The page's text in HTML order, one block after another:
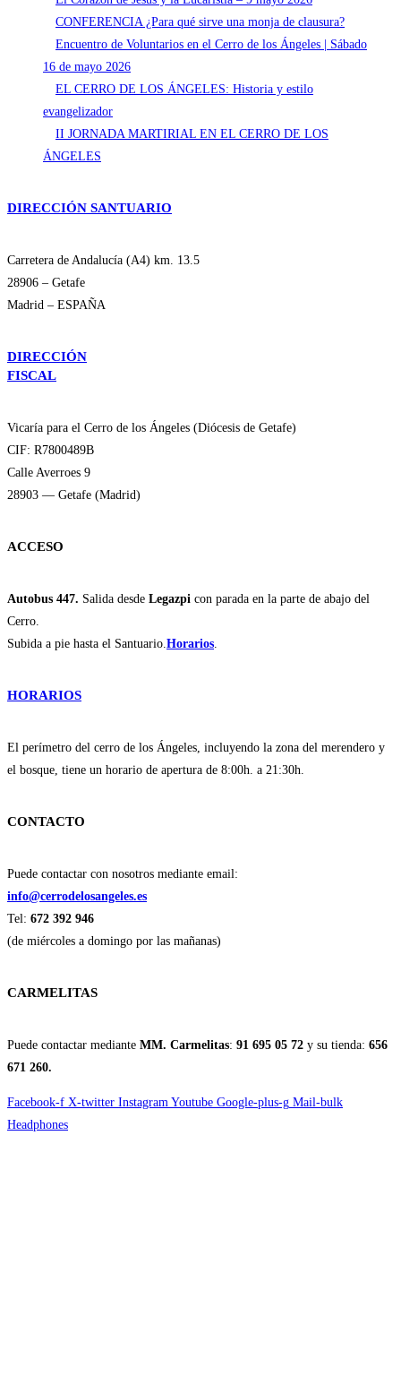
CONFERENCIA ¿Para qué sirve una monja de clausura?
Encuentro de Voluntarios en el Cerro de los Ángeles | Sábado
16 de mayo 2026
EL CERRO DE LOS ÁNGELES: Historia y estilo
evangelizador
II JORNADA MARTIRIAL EN EL CERRO DE LOS
ÁNGELES
DIRECCIÓN SANTUARIO
Carretera de Andalucía (A4) km. 13.5
28906 – Getafe
Madrid – ESPAÑA
DIRECCIÓN
FISCAL
Vicaría para el Cerro de los Ángeles (Diócesis de Getafe)
CIF: R7800489B
Calle Averroes 9
28903 — Getafe (Madrid)
ACCESO
Autobus 447. Salida desde Legazpi con parada en la parte de abajo del
Cerro.
Subida a pie hasta el Santuario. Horarios
HORARIOS
El perímetro del cerro de los Ángeles, incluyendo la zona del merendero y
el bosque, tiene un horario de apertura de 8:00h. a 21:30h.
CONTACTO
Puede contactar con nosotros mediante email:
info@cerrodelosangeles.es
Tel: 672 392 946
(de miércoles a domingo por las mañanas)
CARMELITAS
Puede contactar mediante MM. Carmelitas: 91 695 05 72 y su tienda: 656
671 260.
Facebook-f X-twitter Instagram Youtube Google-plus-g Mail-bulk
Headphones